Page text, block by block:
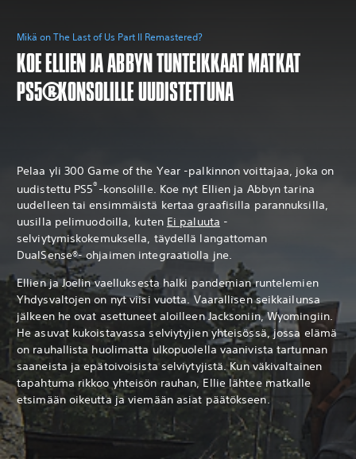
Mikä on The Last of Us Part II Remastered?
KOE ELLIEN JA ABBYN TUNTEIKKAAT MATKAT
PS5®-KONSOLILLE UUDISTETTUNA
Pelaa yli 300 Game of the Year -palkinnon voittajaa, joka on
uudistettu PS5®-konsolille. Koe nyt Ellien ja Abbyn tarina
uudelleen tai ensimmäistä kertaa graafisilla parannuksilla,
uusilla pelimuodoilla, kuten Ei paluuta -
selviytymiskokemuksella, täydellä langattoman
DualSense®- ohjaimen integraatiolla jne.
Ellien ja Joelin vaelluksesta halki pandemian runtelemien
Yhdysvaltojen on nyt viisi vuotta. Vaarallisen seikkailunsa
jälkeen he ovat asettuneet aloilleen Jacksoniin, Wyomingiin.
He asuvat kukoistavassa selviytyjien yhteisössä, jossa elämä
on rauhallista huolimatta ulkopuolella vaanivista tartunnan
saaneista ja epätoivoisista selviytyjistä. Kun väkivaltainen
tapahtuma rikkoo yhteisön rauhan, Ellie lähtee matkalle
etsimään oikeutta ja viemään asiat päätökseen.